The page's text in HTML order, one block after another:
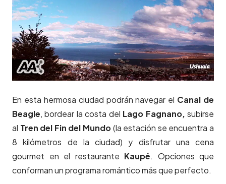
En esta hermosa ciudad podrán navegar el Canal de
Beagle, bordear la costa del Lago Fagnano, subirse
al Tren del Fin del Mundo(la estación se encuentra a
8 kilómetros de la ciudad) y disfrutar una cena
gourmet en el restaurante Kaupé. Opciones que
conforman un programa romántico más que perfecto.